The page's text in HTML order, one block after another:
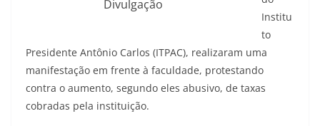
Divulgação
Institu
to
Presidente Antônio Carlos (ITPAC), realizaram uma
manifestação em frente à faculdade, protestando
contra o aumento, segundo eles abusivo, de taxas
cobradas pela instituição.